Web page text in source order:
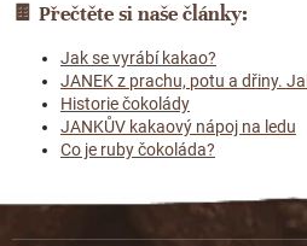
🍫 Přečtěte si naše články:
Jak se vyrábí kakao?
JANEK z prachu, potu a dřiny.
Historie čokolády
JANKŮV kakaový nápoj na ledu
Co je ruby čokoláda?
Z